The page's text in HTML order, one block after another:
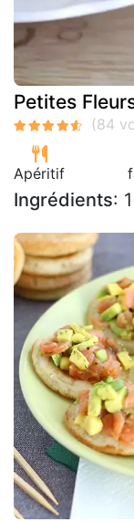
Petites
Apéritif
Ingrédients: